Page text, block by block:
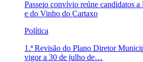
Passeio convívio reúne candidatos
e do Vinho do Cartaxo
Política
1.ª Revisão do Plano Diretor
vigor a 30 de julho de…